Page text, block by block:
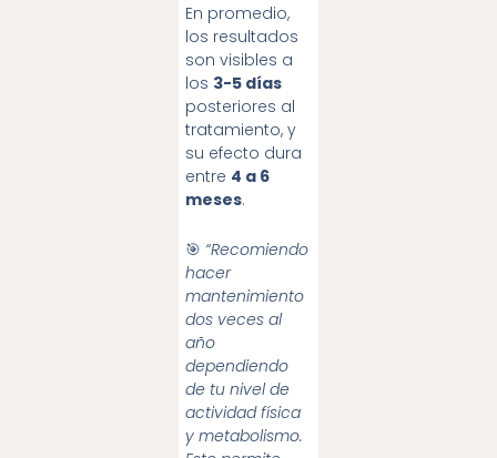
En promedio,
los resultados
son visibles a
los 3-5 días
posteriores al
tratamiento, y
su efecto dura
entre 4 a 6
meses.
🎯 “Recomiendo
hacer
mantenimiento
dos veces al
año
dependiendo
de tu nivel de
actividad física
y metabolismo.